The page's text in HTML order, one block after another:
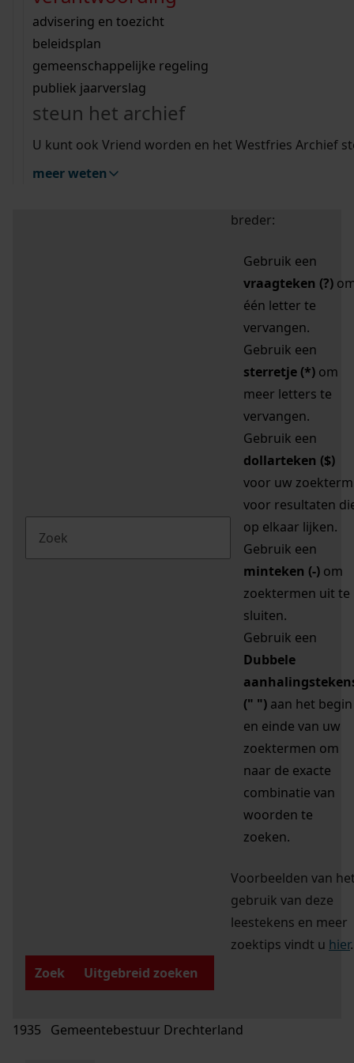
bouwvergunningen
omgevingsvergunningen
vergunningen
beeld en geluid
uitleg nodig?
Wij helpen u op weg met een aantal zoektips.
bekijk alle zoektips
Wij helpen u op weg met een aantal zoektips.
bekijk alle zoektips
bekijk ons geschiedenislokaal
advisering en toezicht
beleidsplan
gemeenschappelijke regeling
publiek jaarverslag
steun het archief
U kunt ook Vriend worden en het Westfries Archief
meer weten
zoektips
Mijn Studiezaal (inloggen)
uw zoekopdracht te
breder:
Gebruik een
vraagteken (?)
één letter te
vervangen.
Gebruik een
sterretje (*) om
meer letters te
vervangen.
Gebruik een
dollarteken ($)
voor uw zoekterm
voor resultaten
op elkaar lijken.
Gebruik een
minteken (-) om
zoektermen uit te
sluiten.
Gebruik een
Dubbele
(" ") aan het begin
en einde van uw
zoektermen om
naar de exacte
combinatie van
woorden te
zoeken.
Voorbeelden van
gebruik van deze
leestekens en meer
zoektips vindt u hier.
Zoek
Uitgebreid zoeken
1935 Gemeentebestuur Drechterland